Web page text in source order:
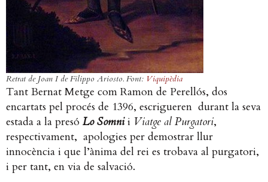
Retrat de Joan I de Filippo Ariosto. Font: Viquipèdia
Tant Bernat Metge com Ramon de Perellós, dos
encartats pel procés de 1396, escrigueren durant la seva
estada a la presó Lo Somnii Viatge al Purgatori,
respectivament, apologies per demostrar llur
innocència i que l’ànima del rei es trobava al purgatori,
i per tant, en via de salvació.